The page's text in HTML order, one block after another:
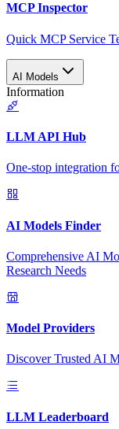
MCP Inspector
Quick MCP Service
AI Models
Information
LLM API Hub
One-stop integration
AI Models Finder
Comprehensive AI
Research Needs
Model Providers
Discover Trusted AI
LLM Leaderboard